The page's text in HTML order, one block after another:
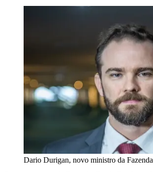
Dario Durigan, novo ministro da Fazenda